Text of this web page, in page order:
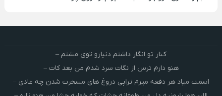
کنار تو انگار داشتم دنیارو توی مشتم –
هنو دارم ترس از نگات سرد شدم من بعد کات –
اسمت میاد هر دفعه میرم تراپی دروغ‌ های مسخرت شدن چه عادی –